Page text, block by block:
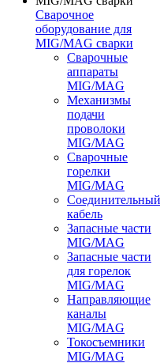
Сварочное
оборудование для
MIG/MAG сварки
Сварочные
аппараты
MIG/MAG
Механизмы
подачи
проволоки
MIG/MAG
Сварочные
горелки
MIG/MAG
Соединительный
кабель
Запасные части
MIG/MAG
Запасные части
для горелок
MIG/MAG
Направляющие
каналы
MIG/MAG
Токосъемники
MIG/MAG